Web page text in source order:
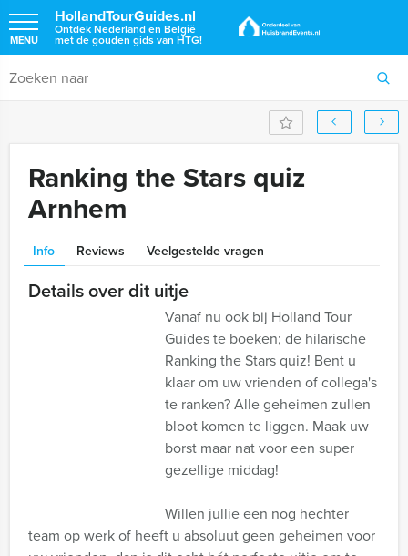
HollandTourGuides.nl
Ontdek Nederland en België
met de gouden gids van HTG!
MENU
Ranking the Stars quiz
Arnhem
Info Reviews Veelgestelde vragen
Details over dit uitje
Vanaf nu ook bij Holland Tour
Guides te boeken; de hilarische
Ranking the Stars quiz! Bent u
klaar om uw vrienden of collega's
te ranken? Alle geheimen zullen
bloot komen te liggen. Maak uw
borst maar nat voor een super
gezellige middag!
Willen jullie een nog hechter
team op werk of heeft u absoluut geen geheimen voor